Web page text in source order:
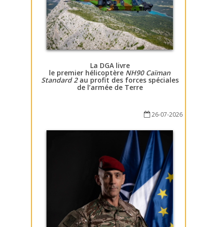
La DGA livre
le premier hélicoptère NH90 Caïman
Standard 2au profit des forces spéciales
de l’armée de Terre
26-07-2026